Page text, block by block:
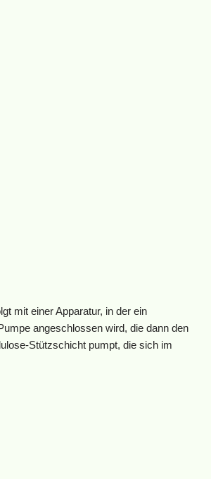
mit einer Apparatur, in der ein
angeschlossen wird, die dann den
Stützschicht pumpt, die sich im